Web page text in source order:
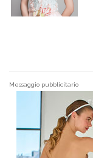
Messaggio pubblicitario